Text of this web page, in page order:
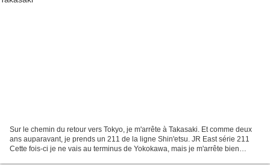
Sur le chemin du retour vers Tokyo, je m'arrête à Takasaki. Et comme deux
ans auparavant, je prends un 211 de la ligne Shin'etsu. JR East série 211
Cette fois-ci je ne vais au terminus de Yokokawa, mais je m'arrête bien